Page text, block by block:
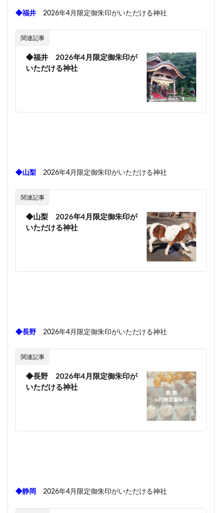
◆福井 2026年4月限定御朱印がいただける神社
関連記事
◆福井 2026年4月限定御朱印が
いただける神社
◆山梨 2026年4月限定御朱印がいただける神社
関連記事
◆山梨 2026年4月限定御朱印が
いただける神社
◆長野 2026年4月限定御朱印がいただける神社
関連記事
◆長野 2026年4月限定御朱印が
いただける神社
◆静岡 2026年4月限定御朱印がいただける神社